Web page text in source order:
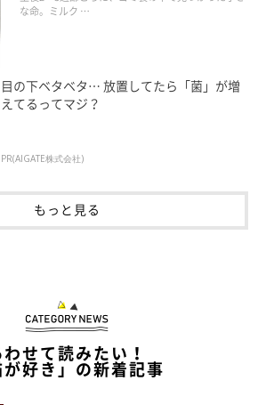
な命。ミルク …
目の下ベタベタ… 放置してたら「菌」が増
えてるってマジ？
PR(AIGATE株式会社)
もっと見る
わせて読みたい！
が好き」の新着記事